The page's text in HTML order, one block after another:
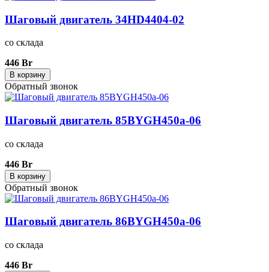
Шаговый двигатель 34HD4404-02
со склада
446 Br
В корзину
Обратный звонок
Шаговый двигатель 85BYGH450a-06
со склада
446 Br
В корзину
Обратный звонок
Шаговый двигатель 86BYGH450a-06
со склада
446 Br